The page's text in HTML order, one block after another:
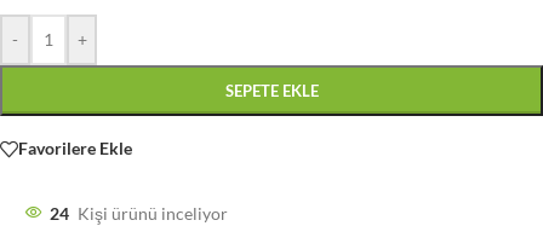
- +
SEPETE EKLE
Favorilere Ekle
24 Kişi ürünü inceliyor